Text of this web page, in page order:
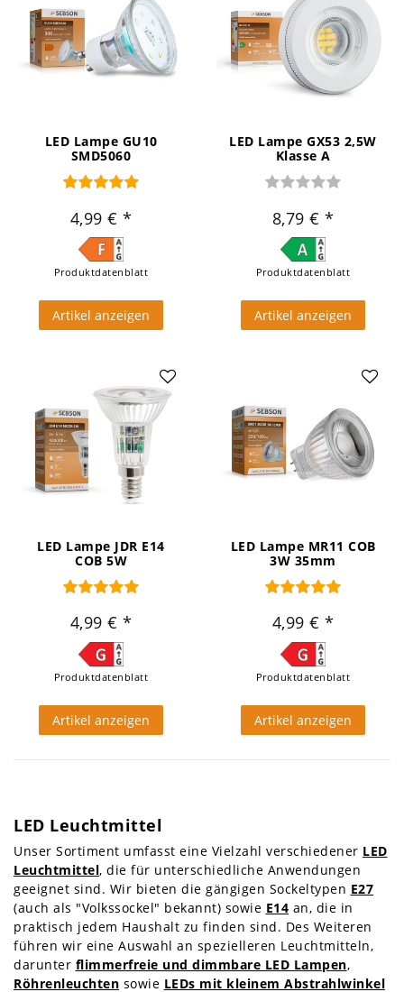
LED Lampe GU10
SMD5060
4,99 €
Produktdatenblatt
Artikel anzeigen
LED Lampe GX53 2,5W
Klasse A
8,79 €
Produktdatenblatt
Artikel anzeigen
LED Lampe JDR E14
COB 5W
4,99 €
Produktdatenblatt
Artikel anzeigen
LED Lampe MR11 COB
3W 35mm
4,99 €
Produktdatenblatt
Artikel anzeigen
LED Leuchtmittel
Unser Sortiment umfasst eine Vielzahl verschiedener LED
Leuchtmittel, die für unterschiedliche Anwendungen
geeignet sind. Wir bieten die gängigen Sockeltypen E27
(auch als "Volkssockel" bekannt) sowie E14 an, die in
praktisch jedem Haushalt zu finden sind. Des Weiteren
führen wir eine Auswahl an spezielleren Leuchtmitteln,
darunter flimmerfreie und dimmbare LED Lampen,
Röhrenleuchten sowie LEDs mit kleinem Abstrahlwinkel